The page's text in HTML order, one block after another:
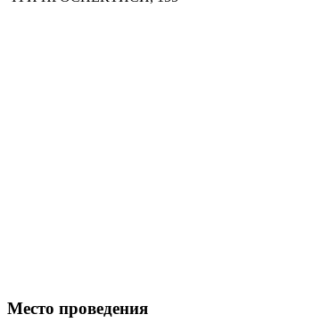
Место проведения